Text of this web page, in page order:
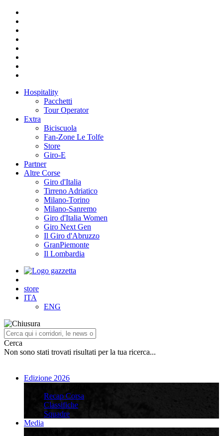
Hospitality
Pacchetti
Tour Operator
Extra
Biciscuola
Fan-Zone Le Tolfe
Store
Giro-E
Partner
Altre Corse
Giro d'Italia
Tirreno Adriatico
Milano-Torino
Milano-Sanremo
Giro d'Italia Women
Giro Next Gen
Il Giro d'Abruzzo
GranPiemonte
Il Lombardia
store
ITA
ENG
Cerca
Non sono stati trovati risultati per la tua ricerca...
Edizione 2026
Recap Corsa
Classifiche
Squadre
Media